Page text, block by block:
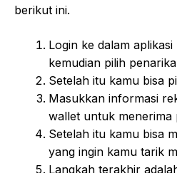
berikut ini.
Login ke dalam
kemudian pilih
Setelah itu kamu bisa
Masukkan informasi
wallet untuk menerima
Setelah itu kamu bisa
yang ingin kamu tarik
Langkah terakhir